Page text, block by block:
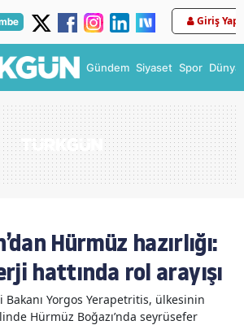
Giriş Yap
Gündem Siyaset Spor Dünya
Hürmüz hazırlığı:
hattında rol arayışı
Bakanı Yorgos Yerapetritis, ülkesinin
Hürmüz Boğazı’nda seyrüsefer